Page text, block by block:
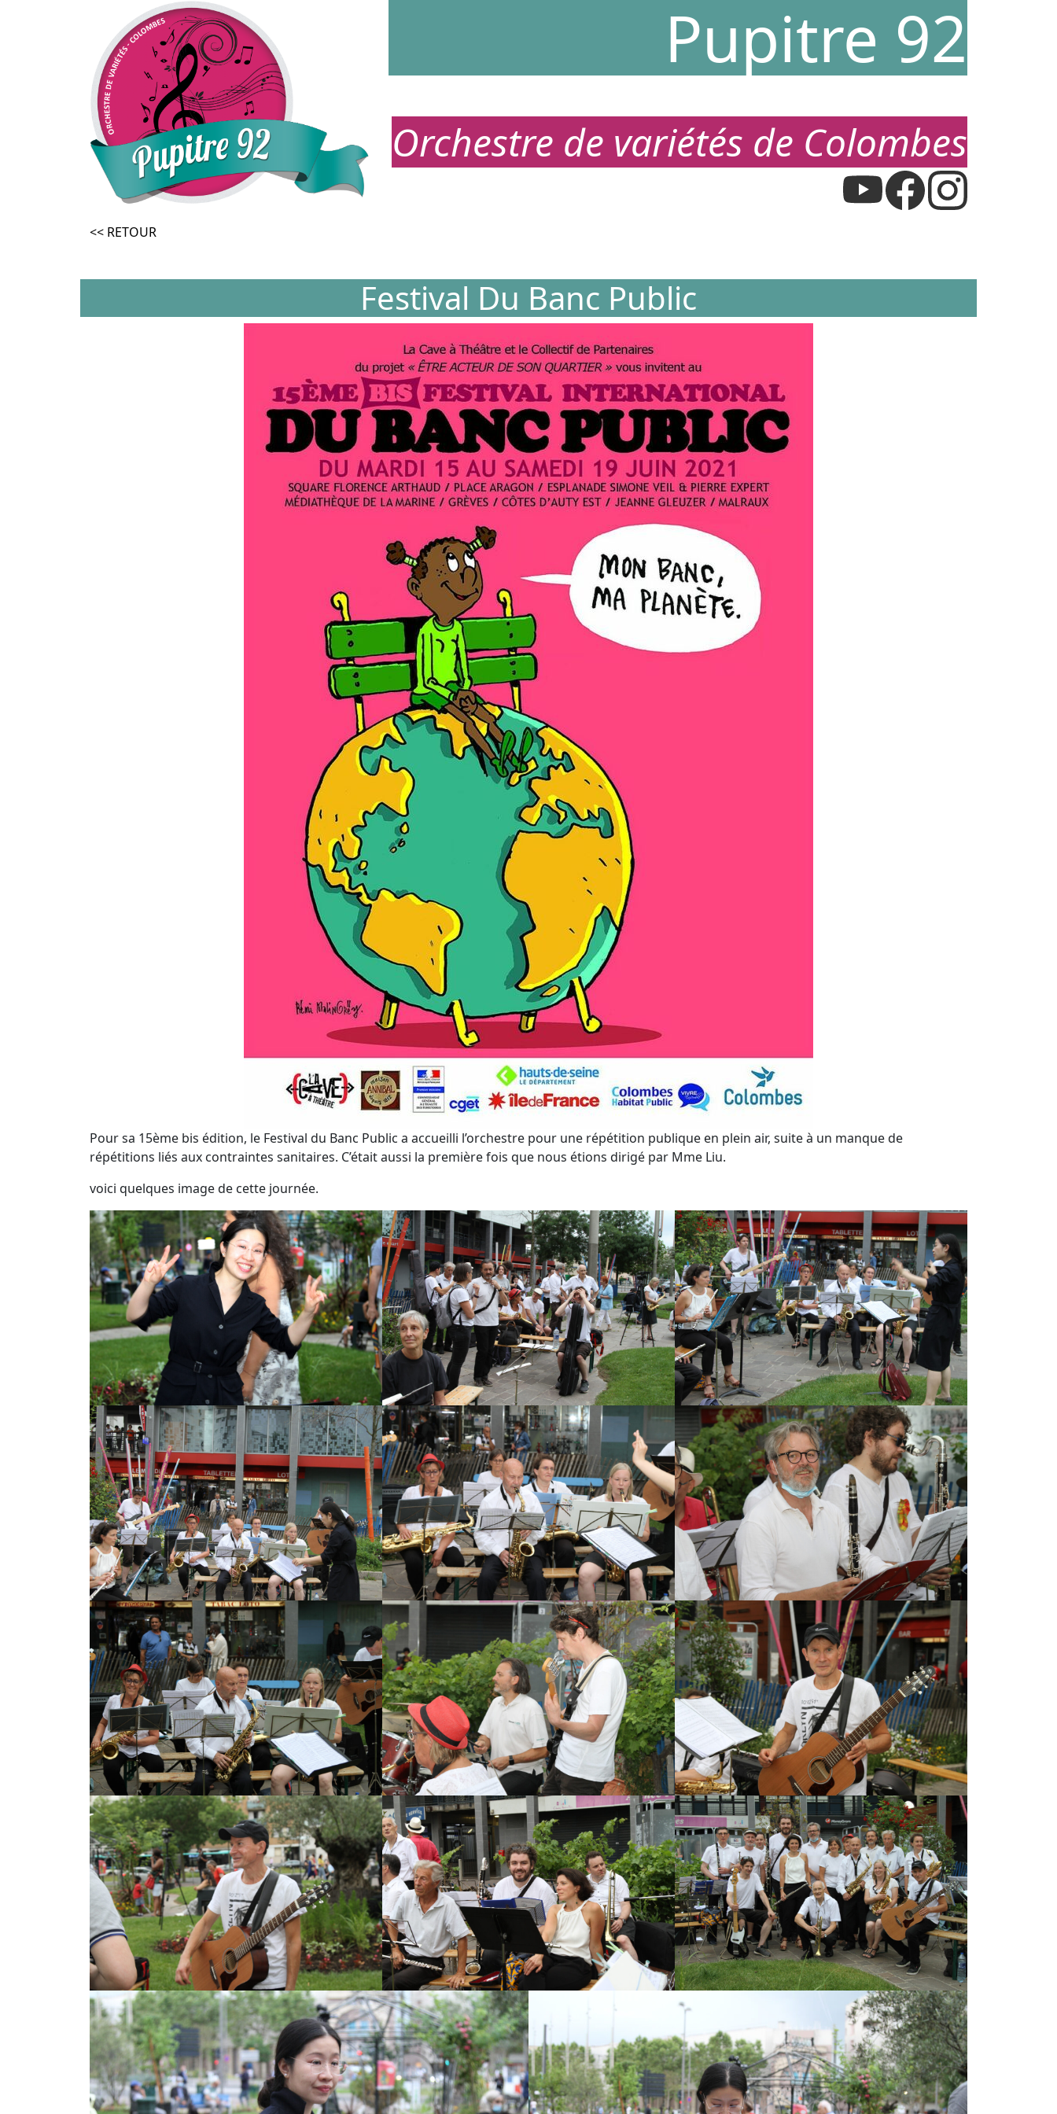
Pupitre 92
Orchestre de variétés de Colombes
<< RETOUR
Festival Du Banc Public
Pour sa 15ème bis édition, le Festival du Banc Public a accueilli l’orchestre pour une répétition publique en plein air, suite à un manque de
répétitions liés aux contraintes sanitaires. C’était aussi la première fois que nous étions dirigé par Mme Liu.
voici quelques image de cette journée.